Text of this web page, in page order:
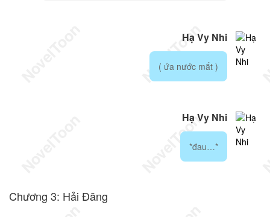
Hạ Vy Nhi
( ứa nước mắt )
Hạ Vy Nhi
*đau…*
Chương 3: Hải Đăng